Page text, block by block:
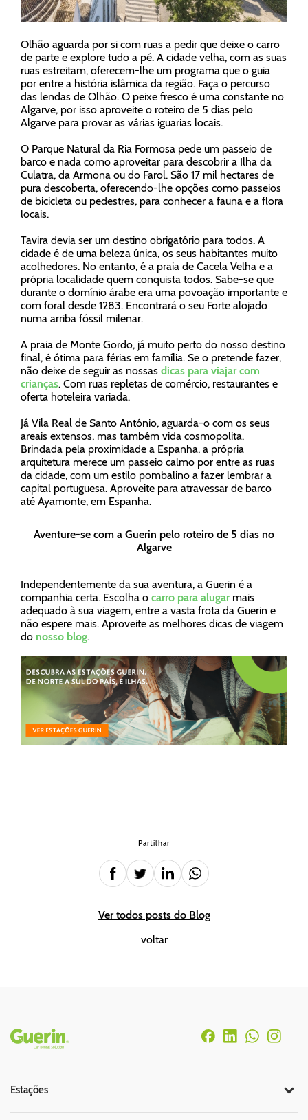
Olhão aguarda por si com ruas a pedir que deixe o carro
de parte e explore tudo a pé. A cidade velha, com as suas
ruas estreitam, oferecem-lhe um programa que o guia
por entre a história islâmica da região. Faça o percurso
das lendas de Olhão. O peixe fresco é uma constante no
Algarve, por isso aproveite o roteiro de 5 dias pelo
Algarve para provar as várias iguarias locais.
O Parque Natural da Ria Formosa pede um passeio de
barco e nada como aproveitar para descobrir a Ilha da
Culatra, da Armona ou do Farol. São 17 mil hectares de
pura descoberta, oferecendo-lhe opções como passeios
de bicicleta ou pedestres, para conhecer a fauna e a flora
locais.
Tavira devia ser um destino obrigatório para todos. A
cidade é de uma beleza única, os seus habitantes muito
acolhedores. No entanto, é a praia de Cacela Velha e a
própria localidade quem conquista todos. Sabe-se que
durante o domínio árabe era uma povoação importante e
com foral desde 1283. Encontrará o seu Forte alojado
numa arriba fóssil milenar.
A praia de Monte Gordo, já muito perto do nosso destino
final, é ótima para férias em família. Se o pretende fazer,
não deixe de seguir as nossas dicas para viajar com
crianças. Com ruas repletas de comércio, restaurantes e
oferta hoteleira variada.
Já Vila Real de Santo António, aguarda-o com os seus
areais extensos, mas também vida cosmopolita.
Brindada pela proximidade a Espanha, a própria
arquitetura merece um passeio calmo por entre as ruas
da cidade, com um estilo pombalino a fazer lembrar a
capital portuguesa. Aproveite para atravessar de barco
até Ayamonte, em Espanha.
Aventure-se com a Guerin pelo roteiro de 5 dias no
Algarve
Independentemente da sua aventura, a Guerin é a
companhia certa. Escolha o carro para alugarmais
adequado à sua viagem, entre a vasta frota da Guerin e
não espere mais. Aproveite as melhores dicas de viagem
do nosso blog.
Partilhar
Ver todos posts do Blog
voltar
Rodapé
Estações